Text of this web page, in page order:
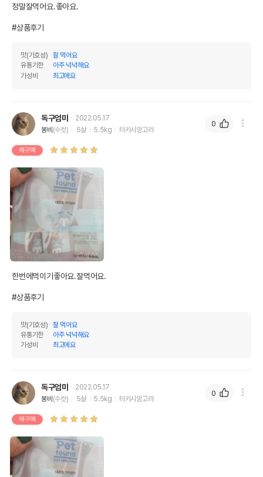
정말잘먹어요.좋아요.
#상품후기
맛(기호성)
잘 먹어요
유통기한
아주 넉넉해요
가성비
최고에요
독구엄마
2022.05.17
봉비(수컷) 5살 5.5kg 터키시앙고라
재구매
한번에먹이기좋아요.잘먹어요.
#상품후기
맛(기호성)
잘 먹어요
유통기한
아주 넉넉해요
가성비
최고에요
0
독구엄마
2022.05.17
봉비 (수컷) 5살 5.5kg 터키시앙고라
재구매
0